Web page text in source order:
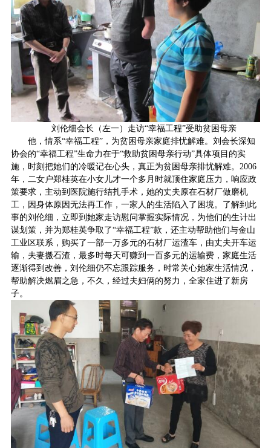
刘伦细会长（左一）走访“幸福工程”受助贫困母亲
他，情系“幸福工程”，为贫困母亲家庭排忧解难。刘会长深知
协会的“幸福工程”生命力在于“救助贫困母亲行动”具体项目的实
施，时刻把她们的冷暖记在心头，真正为贫困母亲排忧解难。2006
年，二女户郑桂英在小女儿才一个多月时就顶住家庭压力，响应政
策要求，主动到医院施行结扎手术，她的丈夫原在石材厂做磨机
工，因身体原因无法再工作，一家人的生活陷入了困境。了解到此
事的刘伦细，立即到她家走访慰问掌握实际情况，为他们的生计出
谋划策，并为郑桂英争取了“幸福工程”款，还主动帮助他们与金山
工业区联系，购买了一部一万多元的石材厂运渣车，由丈夫开车运
输，夫妻搬石渣，最多时每天可赚到一百多元的运输费，家庭生活
逐渐得到改善，刘伦细仍不忘跟踪服务，时常关心她家生活情况，
帮助解决燃眉之急，不久，经过夫妇俩的努力，全家住进了新房
子。